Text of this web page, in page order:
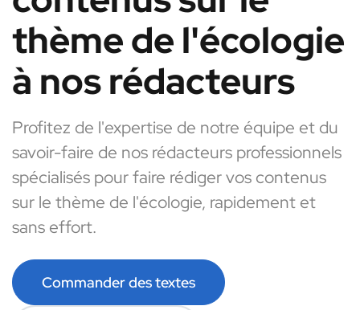
thème de l'écologie
à nos rédacteurs
Profitez de l'expertise de notre équipe et du
savoir-faire de nos rédacteurs professionnels
spécialisés pour faire rédiger vos contenus
sur le thème de l'écologie, rapidement et
sans effort.
Commander des textes